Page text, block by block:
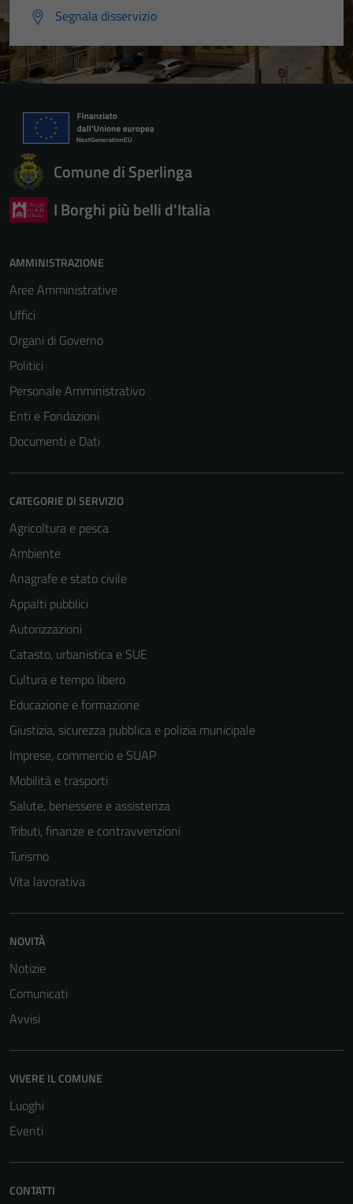
Segnala disservizio
Comune di Sperlinga
I Borghi più belli d'Italia
AMMINISTRAZIONE
Aree Amministrative
Uffici
Organi di Governo
Politici
Personale Amministrativo
Enti e Fondazioni
Documenti e Dati
CATEGORIE DI SERVIZIO
Agricoltura e pesca
Ambiente
Anagrafe e stato civile
Appalti pubblici
Autorizzazioni
Catasto, urbanistica e SUE
Cultura e tempo libero
Educazione e formazione
Giustizia, sicurezza pubblica e polizia municipale
Imprese, commercio e SUAP
Mobilità e trasporti
Salute, benessere e assistenza
Tributi, finanze e contravvenzioni
Turismo
Vita lavorativa
NOVITÀ
Notizie
Comunicati
Avvisi
VIVERE IL COMUNE
Luoghi
Eventi
CONTATTI